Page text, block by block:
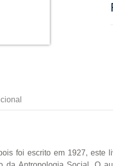
foi escrito em 1927,